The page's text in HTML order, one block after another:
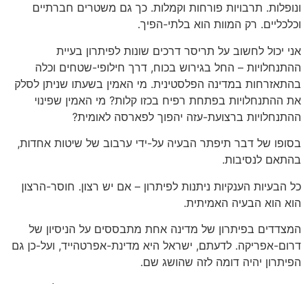
ונופלות. תרבויות פורחות וקמלות. כך גם משטרים חברתיים
וכלכליים. רק המוות הוא בלתי-הפיך.
אני יכול לחשוב על תריסר דרכים שונות לפיתרון בעיית
ההתנחלויות – החל בגירוש בכוח, דרך חילופי-שטחים וכלה
בהתאזרחות במדינה הפלסטינית. מי האמין בשעתו שניתן לסלק
את ההתנחלויות בפתחת רפיח בכזו קלות? מי האמין שפינוי
ההתנחלויות ברצועת-עזה יהפוך לפארסה לאומית?
בסופו של דבר תיפתר הבעיה על-ידי ערבוב של שיטות אחדות,
בהתאם לנסיבות.
כל הבעיות הענקיות ניתנות לפיתרון – אם יש רצון. חוסר-הרצון
הוא הוא הבעיה האמיתית.
המצדדים בפיתרון של מדינה אחת מתבססים על הניסיון של
דרום-אפריקה. לדעתם, ישראל היא מדינת-אפרטהייד, ועל-כן גם
הפיתרון יהיה דומה לזה שהושג שם.